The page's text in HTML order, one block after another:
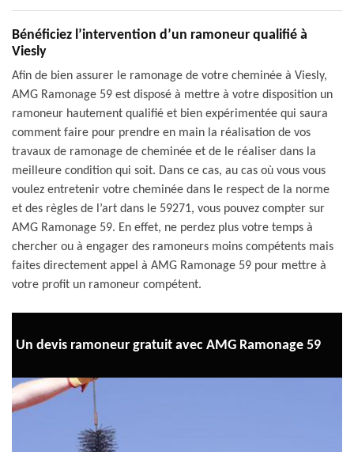
Bénéficiez l’intervention d’un ramoneur qualifié à
Viesly
Afin de bien assurer le ramonage de votre cheminée à Viesly,
AMG Ramonage 59 est disposé à mettre à votre disposition un
ramoneur hautement qualifié et bien expérimentée qui saura
comment faire pour prendre en main la réalisation de vos
travaux de ramonage de cheminée et de le réaliser dans la
meilleure condition qui soit. Dans ce cas, au cas où vous vous
voulez entretenir votre cheminée dans le respect de la norme
et des règles de l’art dans le 59271, vous pouvez compter sur
AMG Ramonage 59. En effet, ne perdez plus votre temps à
chercher ou à engager des ramoneurs moins compétents mais
faites directement appel à AMG Ramonage 59 pour mettre à
votre profit un ramoneur compétent.
Un devis ramoneur gratuit avec AMG Ramonage 59